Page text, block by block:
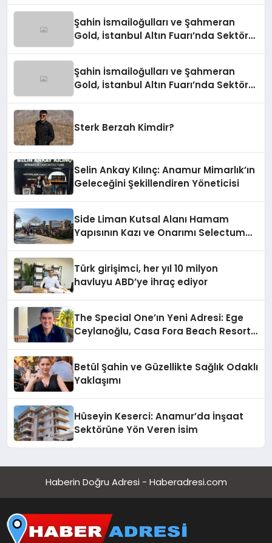
Şahin İsmailoğulları ve Şahmeran
Gold, İstanbul Altın Fuarı’nda Sektöre
Şahin İsmailoğulları ve Şahmeran
Gold, İstanbul Altın Fuarı’nda Sektöre
Sterk Berzah Kimdir?
Selin Ankay Kılınç: Anamur Mimarlık’ın
Geleceğini Şekillendiren Yöneticisi
Side Liman Kutsal Alanı Hamam
Yapısının Kazı ve Onarımı Selectum
Türk girişimci, her yıl 10 milyon
havluyu ABD’ye ihraç ediyor
The Special One’ın Yeni Adresi: Ege
Ceylanoğlu, Casa Fora Beach Resort
Betül Şahin ve Güzellikte Sağlık Odaklı
Yaklaşımı
Hüseyin Keserci: Anamur’da İnşaat
Sektörüne Yön Veren İsim
Haberin Doğru Adresi - Haberadresi.com